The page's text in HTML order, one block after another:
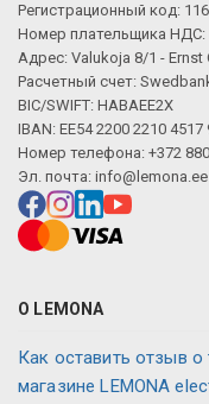
Регистрационный код:
Номер плательщика НДС:
Адрес: Valukoja 8/1 - Ernst
Расчетный счет:
BIC/SWIFT: HABAEE2X
IBAN: EE54 2200 2210 4517
Номер телефона: +372
Эл. почта: info@lemona.ee
О LEMONA
Как оставить отзыв о
магазине LEMONA